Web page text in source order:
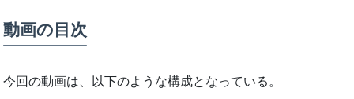
動画の目次
今回の動画は、以下のような構成となっている。